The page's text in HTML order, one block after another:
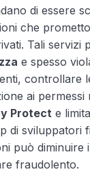
di essere
che
Tali servizi
e spesso
controllare
ai permessi
Protect e
di sviluppatori
può diminuire
fraudolento.